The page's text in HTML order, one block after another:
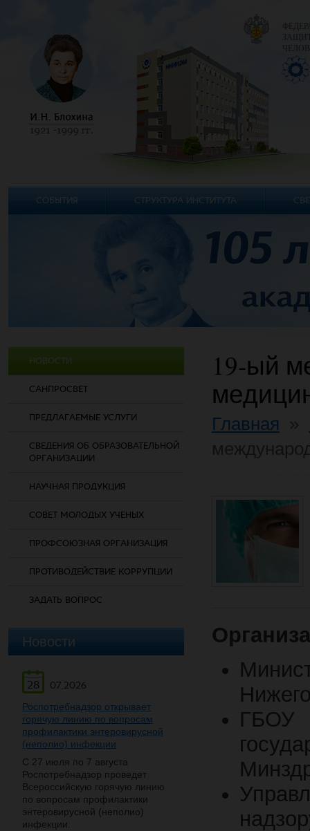
НОВОСТИ
САНПРОСВЕТ
ПРЕДЛАГАЕМЫЕ УСЛУГИ
СВЕДЕНИЯ ОБ ОБРАЗОВАТЕЛЬНОЙ
ОРГАНИЗАЦИИ
НАУЧНАЯ ПРОДУКЦИЯ
СОВЕТ МОЛОДЫХ УЧЕНЫХ
ПРОФСОЮЗНАЯ ОРГАНИЗАЦИЯ
ПРОТИВОДЕЙСТВИЕ КОРРУПЦИИ
ЗАДАТЬ ВОПРОС
Новости
28
07.2026
Роспотребнадзор открывает
горячую линию по вопросам
профилактики энтеровирусной
(неполио) инфекции
С 27 июля по 7 августа
Роспотребнадзор проведет
Всероссийскую горячую линию
по вопросам профилактики
энтеровирусной (неполио)
инфекции.
19-ый
Главная
СОБЫТИЯ СТРУКТУРА ИНСТИТУТА